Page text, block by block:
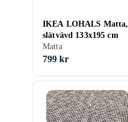
IKEA LOHALS Matta,
slätvävd 133x195 cm
Matta
799 kr